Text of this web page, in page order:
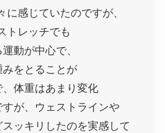
に感じていたのですが、
トレッチでも
動が中心で、
をとることが
、体重はあまり変化
が、ウェストラインや
ッキリしたのを実感して